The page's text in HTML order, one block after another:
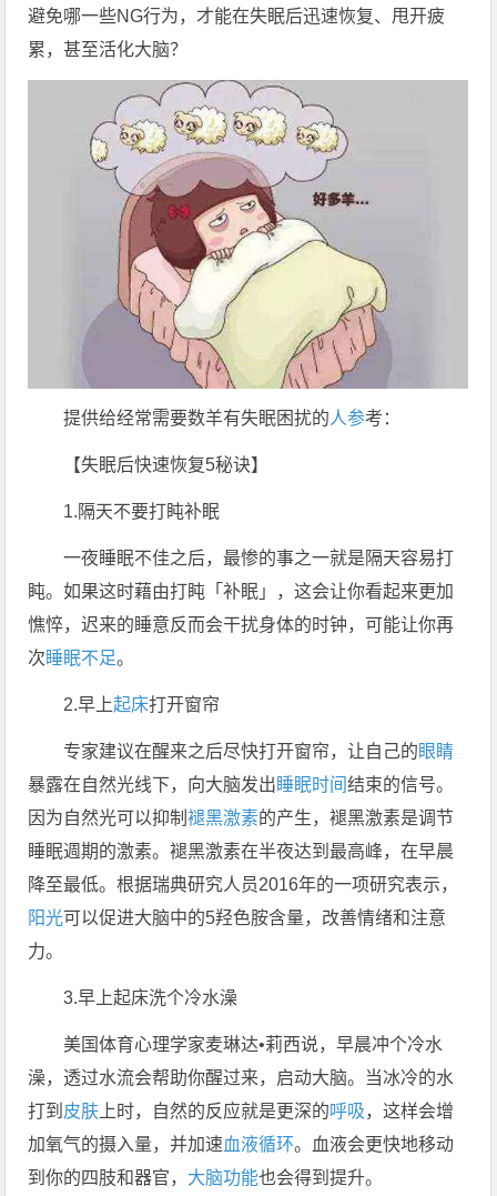
避免哪一些NG行为，才能在失眠后迅速恢复、甩开疲
累，甚至活化大脑？
提供给经常需要数羊有失眠困扰的人参考：
【失眠后快速恢复5秘诀】
1.隔天不要打盹补眠
一夜睡眠不佳之后，最惨的事之一就是隔天容易打
盹。如果这时藉由打盹「补眠」，这会让你看起来更加
憔悴，迟来的睡意反而会干扰身体的时钟，可能让你再
次睡眠不足。
2.早上起床打开窗帘
专家建议在醒来之后尽快打开窗帘，让自己的眼睛
暴露在自然光线下，向大脑发出睡眠时间结束的信号。
因为自然光可以抑制褪黑激素的产生，褪黑激素是调节
睡眠週期的激素。褪黑激素在半夜达到最高峰，在早晨
降至最低。根据瑞典研究人员2016年的一项研究表示，
阳光可以促进大脑中的5羟色胺含量，改善情绪和注意
力。
3.早上起床洗个冷水澡
美国体育心理学家麦琳达•莉西说，早晨冲个冷水
澡，透过水流会帮助你醒过来，启动大脑。当冰冷的水
打到 皮肤 上时，自然的反应就是更深的呼吸，这样会增
加氧气的摄入量，并加速血液循环。血液会更快地移动
到你的四肢和器官， 大脑功能也会得到提升。